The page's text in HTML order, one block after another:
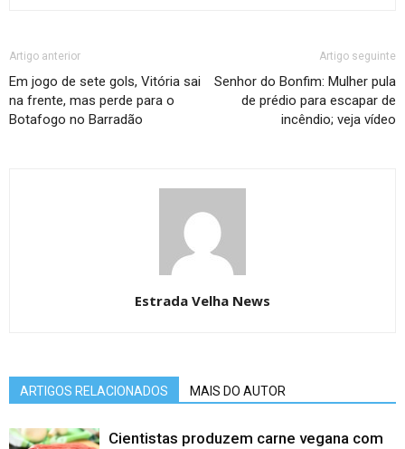
Artigo anterior
Em jogo de sete gols, Vitória sai
na frente, mas perde para o
Botafogo no Barradão
Artigo seguinte
Senhor do Bonfim: Mulher pula
de prédio para escapar de
incêndio; veja vídeo
Estrada Velha News
ARTIGOS RELACIONADOS MAIS DO AUTOR
Cientistas produzem carne vegana com